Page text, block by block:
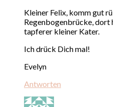
Kleiner Felix, komm gut
Regenbogenbrücke, dort
tapferer kleiner Kater.
Ich drück Dich mal!
Evelyn
Antworten